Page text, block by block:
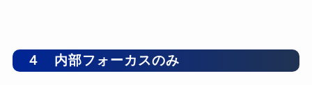
４ 内部フォーカスのみ